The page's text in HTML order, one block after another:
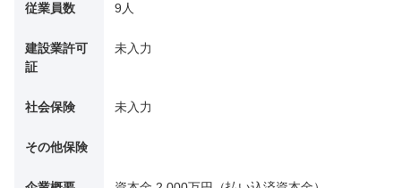
従業員数 9人
建設業許可
証
未入力
社会保険 未入力
その他保険